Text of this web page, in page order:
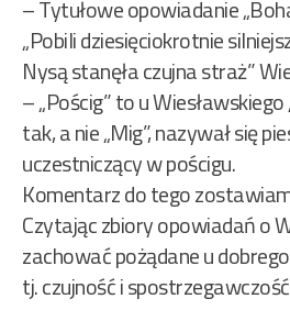
– Tytułowe opowiadanie
„Pobili dziesięciokrotnie
Nysą stanęła czujna straż”
– „Pościg” to u Wiesławskiego
tak, a nie „Mig”, nazywał się
uczestniczący w pościgu.
Komentarz do tego
Czytając zbiory opowiadań o
zachować pożądane u
tj. czujność i